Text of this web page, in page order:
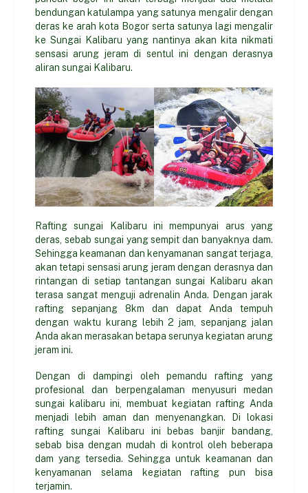
bendungan katulampa yang satunya mengalir dengan
deras ke arah kota Bogor serta satunya lagi mengalir
ke Sungai Kalibaru yang nantinya akan kita nikmati
sensasi arung jeram di sentul ini dengan derasnya
aliran sungai Kalibaru.
Rafting sungai Kalibaru ini mempunyai arus yang
deras, sebab sungai yang sempit dan banyaknya dam.
Sehingga keamanan dan kenyamanan sangat terjaga,
akan tetapi sensasi arung jeram dengan derasnya dan
rintangan di setiap tantangan sungai Kalibaru akan
terasa sangat menguji adrenalin Anda. Dengan jarak
rafting sepanjang 8km dan dapat Anda tempuh
dengan waktu kurang lebih 2 jam, sepanjang jalan
Anda akan merasakan betapa serunya kegiatan arung
jeram ini.
Dengan di dampingi oleh pemandu rafting yang
profesional dan berpengalaman menyusuri medan
sungai kalibaru ini, membuat kegiatan rafting Anda
menjadi lebih aman dan menyenangkan. Di lokasi
rafting sungai Kalibaru ini bebas banjir bandang,
sebab bisa dengan mudah di kontrol oleh beberapa
dam yang tersedia. Sehingga untuk keamanan dan
kenyamanan selama kegiatan rafting pun bisa
terjamin.